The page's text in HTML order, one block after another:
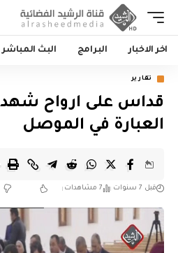
اخر الاخبار البرامج البث المباشر
تقارير
قداس على ارواح
العبارة في الموصل
قبل 7 سنوات 7 مشاهدات